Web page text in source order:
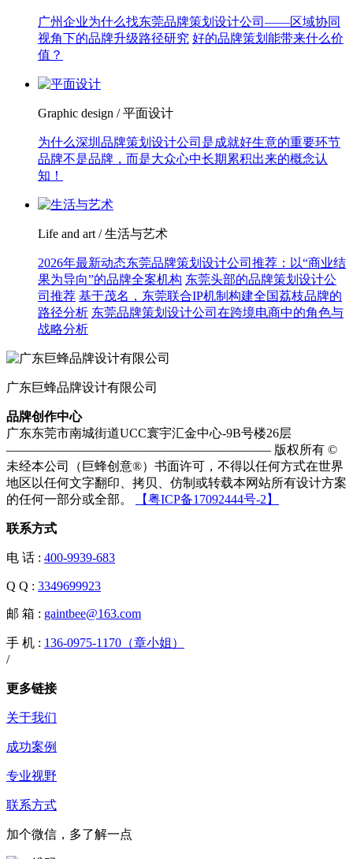
广州企业为什么找东莞品牌策划设计公司——区域协同
视角下的品牌升级路径研究 好的品牌策划能带来什么价
值？
Graphic design / 平面设计
为什么深圳品牌策划设计公司是成就好生意的重要环节
品牌不是品牌，而是大众心中长期累积出来的概念认
知！
Life and art / 生活与艺术
2026年最新动态东莞品牌策划设计公司推荐：以“商业结
果为导向”的品牌全案机构 东莞头部的品牌策划设计公
司推荐 基于茂名，东莞联合IP机制构建全国荔枝品牌的
路径分析 东莞品牌策划设计公司在跨境电商中的角色与
战略分析
广东巨蜂品牌设计有限公司
品牌创作中心
广东东莞市南城街道UCC寰宇汇金中心-9B号楼26层
————————————————————— 版权所有 ©
未经本公司（巨蜂创意®）书面许可，不得以任何方式在世界
地区以任何文字翻印、拷贝、仿制或转载本网站所有设计方案
的任何一部分或全部。
【粤ICP备17092444号-2】
联系方式
电 话 : 400-9939-683
Q Q : 3349699923
邮 箱 : gaintbee@163.com
手 机 : 136-0975-1170（章小姐）
/
更多链接
关于我们
成功案例
专业视野
联系方式
加个微信，多了解一点